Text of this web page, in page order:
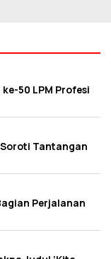
50 LPM Profesi
Soroti Tantangan
Perjalanan